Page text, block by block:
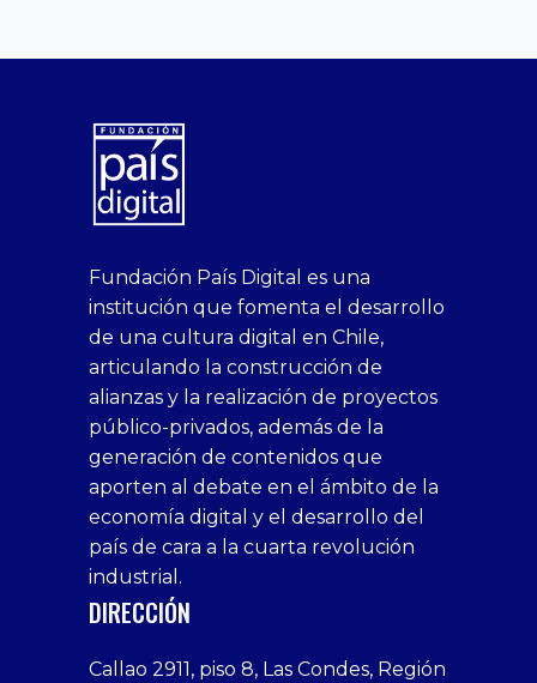
1xbet
canlı
casino
siteleri
bedava
bonus
veren
siteler
1xbet
deneme
bonusu
veren
siteleri
deneme
bonusu
Sikis
siteleri
bonusu
veren
siteler
casino
siteleri
1win
xslot
sahabet
giriş
1xbet
giriş
tarafbet
giriş
bonusu
veren
siteler
deneme
bonusu
Deneme
bonusu
veren
siteler
escort
casino
siteleri
bonusu
bahis
siteleri
Hot
Couple
xxx
homemade
porn
on
webcam
Cumshots
Tits
Free
Amateur
Porn
Xxx
yenigiris.com
Giriş
bonusu
veren
siteler
deneme
bonusu
veren
siteler
Fundación País Digital es una
institución que fomenta el desarrollo
de una cultura digital en Chile,
articulando la construcción de
alianzas y la realización de proyectos
público-privados, además de la
generación de contenidos que
aporten al debate en el ámbito de la
economía digital y el desarrollo del
país de cara a la cuarta revolución
industrial.
DIRECCIÓN
Callao 2911, piso 8, Las Condes, Región